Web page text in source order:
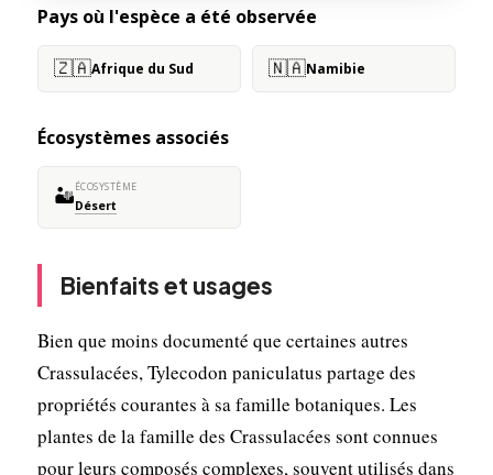
Pays où l'espèce a été observée
🇿🇦Afrique du Sud 🇳🇦Namibie
Écosystèmes associés
🏜️ÉCOSYSTÈME
Désert
Bienfaits et usages
Bien que moins documenté que certaines autres
Crassulacées, Tylecodon paniculatus partage des
propriétés courantes à sa famille botaniques. Les
plantes de la famille des Crassulacées sont connues
pour leurs composés complexes, souvent utilisés dans